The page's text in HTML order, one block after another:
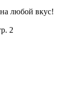
любой вкус!
2